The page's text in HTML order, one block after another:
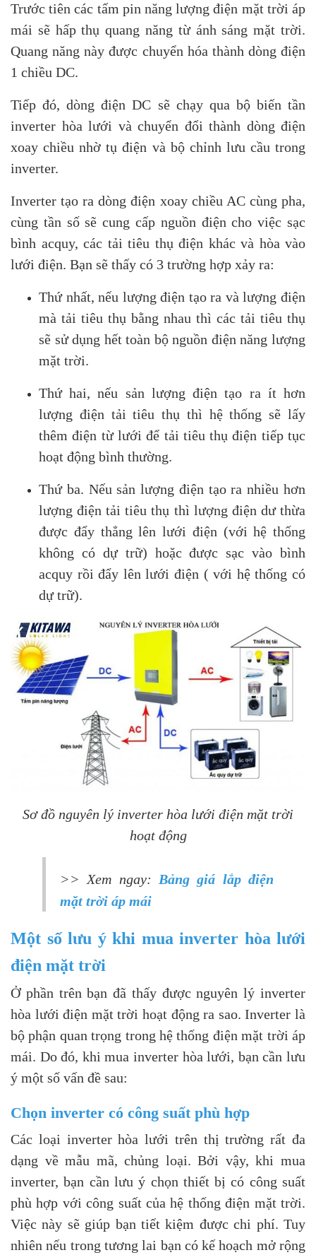
Trước tiên các tấm pin năng lượng điện mặt trời áp
mái sẽ hấp thụ quang năng từ ánh sáng mặt trời.
Quang năng này được chuyển hóa thành dòng điện
1 chiều DC.
Tiếp đó, dòng điện DC sẽ chạy qua bộ biến tần
inverter hòa lưới và chuyển đổi thành dòng điện
xoay chiều nhờ tụ điện và bộ chỉnh lưu cầu trong
inverter.
Inverter tạo ra dòng điện xoay chiều AC cùng pha,
cùng tần số sẽ cung cấp nguồn điện cho việc sạc
bình acquy, các tải tiêu thụ điện khác và hòa vào
lưới điện. Bạn sẽ thấy có 3 trường hợp xảy ra:
Thứ nhất, nếu lượng điện tạo ra và lượng điện
mà tải tiêu thụ bằng nhau thì các tải tiêu thụ
sẽ sử dụng hết toàn bộ nguồn điện năng lượng
mặt trời.
Thứ hai, nếu sản lượng điện tạo ra ít hơn
lượng điện tải tiêu thụ thì hệ thống sẽ lấy
thêm điện từ lưới để tải tiêu thụ điện tiếp tục
hoạt động bình thường.
Thứ ba. Nếu sản lượng điện tạo ra nhiều hơn
lượng điện tải tiêu thụ thì lượng điện dư thừa
được đẩy thẳng lên lưới điện (với hệ thống
không có dự trữ) hoặc được sạc vào bình
acquy rồi đẩy lên lưới điện ( với hệ thống có
dự trữ).
Sơ đồ nguyên lý inverter hòa lưới điện mặt trời
hoạt động
>> Xem ngay: Bảng giá lắp điện
mặt trời áp mái
Một số lưu ý khi mua inverter hòa lưới
điện mặt trời
Ở phần trên bạn đã thấy được nguyên lý inverter
hòa lưới điện mặt trời hoạt động ra sao. Inverter là
bộ phận quan trọng trong hệ thống điện mặt trời áp
mái. Do đó, khi mua inverter hòa lưới, bạn cần lưu
ý một số vấn đề sau:
Chọn inverter có công suất phù hợp
Các loại inverter hòa lưới trên thị trường rất đa
dạng về mẫu mã, chủng loại. Bởi vậy, khi mua
inverter, bạn cần lưu ý chọn thiết bị có công suất
phù hợp với công suất của hệ thống điện mặt trời.
Việc này sẽ giúp bạn tiết kiệm được chi phí. Tuy
nhiên nếu trong tương lai bạn có kế hoạch mở rộng